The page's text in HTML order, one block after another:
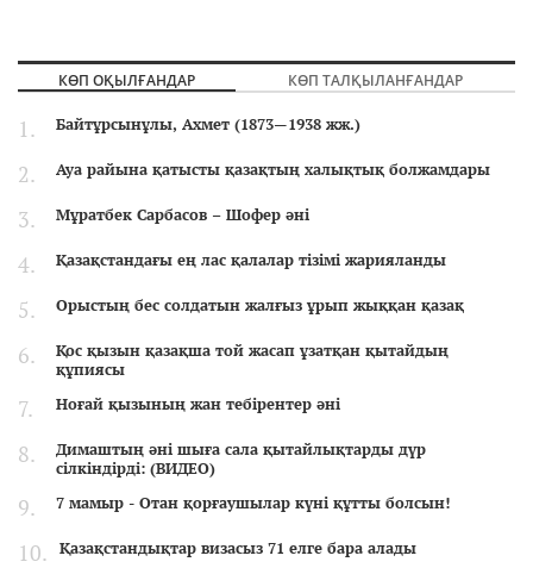
КӨП ОҚЫЛҒАНДАР КӨП ТАЛҚЫЛАНҒАНДАР
Байтұрсынұлы, Ахмет (1873—1938 жж.)
Ауа райына қатысты қазақтың халықтық болжамдары
Мұратбек Сарбасов – Шофер әні
Қазақстандағы ең лас қалалар тізімі жарияланды
Орыстың бес солдатын жалғыз ұрып жыққан қазақ
Қос қызын қазақша той жасап ұзатқан қытайдың
құпиясы
Ноғай қызының жан тебірентер әні
Димаштың әні шыға сала қытайлықтарды дүр
сілкіндірді: (ВИДЕО)
7 мамыр - Отан қорғаушылар күні құтты болсын!
Қазақстандықтар визасыз 71 елге бара алады